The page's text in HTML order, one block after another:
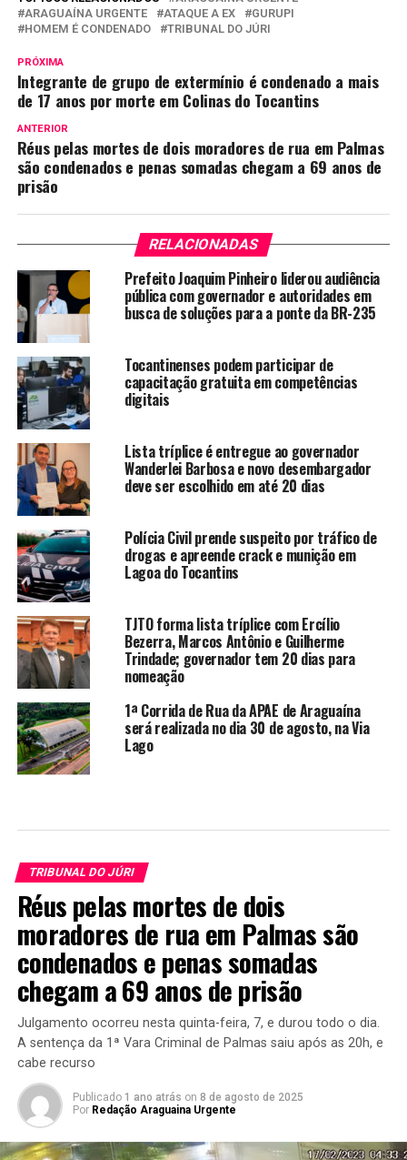
ARAGUAÍNA URGENTE
ATAQUE A EX
GURUPI
HOMEM É CONDENADO
TRIBUNAL DO JÚRI
PRÓXIMA
Integrante de grupo de extermínio é condenado a mais
de 17 anos por morte em Colinas do Tocantins
ANTERIOR
Réus pelas mortes de dois moradores de rua em Palmas
são condenados e penas somadas chegam a 69 anos de
prisão
RELACIONADAS
Prefeito Joaquim Pinheiro liderou audiência
pública com governador e autoridades em
busca de soluções para a ponte da BR-235
Tocantinenses podem participar de
capacitação gratuita em competências
digitais
Lista tríplice é entregue ao governador
Wanderlei Barbosa e novo desembargador
deve ser escolhido em até 20 dias
Polícia Civil prende suspeito por tráfico de
drogas e apreende crack e munição em
Lagoa do Tocantins
TJTO forma lista tríplice com Ercílio
Bezerra, Marcos Antônio e Guilherme
Trindade; governador tem 20 dias para
nomeação
1ª Corrida de Rua da APAE de Araguaína
será realizada no dia 30 de agosto, na Via
Lago
TRIBUNAL DO JÚRI
Réus pelas mortes de dois
moradores de rua em Palmas são
condenados e penas somadas
chegam a 69 anos de prisão
Julgamento ocorreu nesta quinta-feira, 7, e durou todo o dia.
A sentença da 1ª Vara Criminal de Palmas saiu após as 20h, e
cabe recurso
Publicado 1 ano atrás on 8 de agosto de 2025
Por Redação Araguaina Urgente